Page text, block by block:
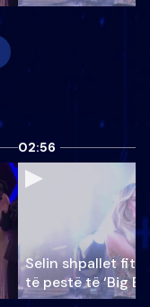
02:56
Selin shpallet
të pestë të ‘Big